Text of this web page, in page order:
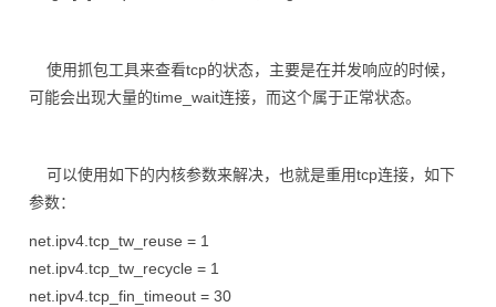
使用抓包工具来查看tcp的状态，主要是在并发响应的时候，
可能会出现大量的time_wait连接，而这个属于正常状态。
可以使用如下的内核参数来解决，也就是重用tcp连接，如下
参数：
net.ipv4.tcp_tw_reuse = 1
net.ipv4.tcp_tw_recycle = 1
net.ipv4.tcp_fin_timeout = 30